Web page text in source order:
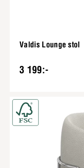
Valdis Lounge stol
3 199:-